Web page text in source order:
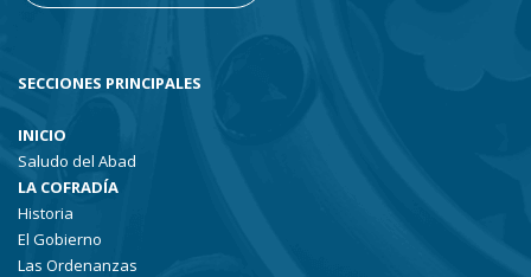
SECCIONES PRINCIPALES
INICIO
Saludo del Abad
LA COFRADÍA
Historia
El Gobierno
Las Ordenanzas